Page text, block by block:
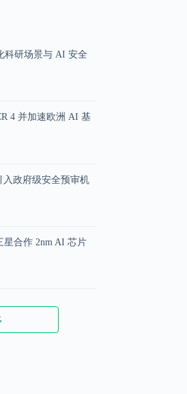
科研场景与 AI 安全
4 并加速欧洲 AI 基
入政府级安全预审机
星合作 2nm AI 芯片
美元成立 AI 落地实
5.5 水平，基础